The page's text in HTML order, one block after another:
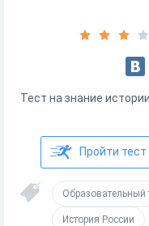
Тест на знание
Пройти тест
Образовательный
История России